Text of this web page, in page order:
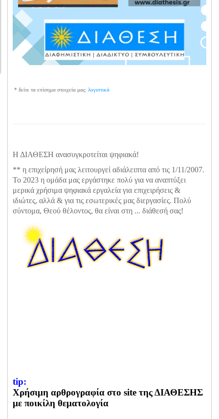
* δείτε τα επίσημα στοιχεία μας: λογιστικά
Η ΔΙΑΘΕΣΗ ανασυγκροτείται ψηφιακά!
** η επιχείρησή μας λειτουργεί αδιάλειπτα από τις 1/11/2007.
Το 2023 η ομάδα μας εργάστηκε πολύ για να αναπτύξει
μερικά χρήσιμα ψηφιακά εργαλεία για επιχειρήσεις &
ιδιώτες, αλλά & για τις εσωτερικές μας διεργασίες. Πολύ
σύντομα, Θεού θέλοντος, θα είναι στη ... διάθεσή σας!
tip:
Χρήσιμη αρθρογραφία στο site της ΔΙΑΘΕΣΗΣ
με ποικίλη θεματολογία